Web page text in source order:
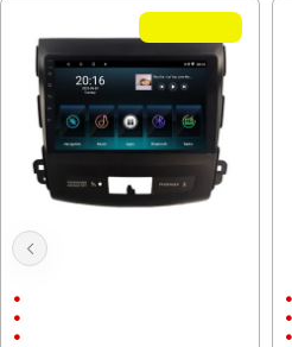
Мултимедия за Mitsubishi